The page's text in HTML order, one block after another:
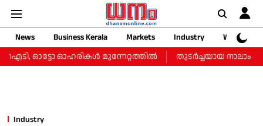
News Business Kerala Markets Industry
Web
ഓട്ടോ ഓഹരികള്‍ മുന്നേറ്റത്തില്‍
തുടർച്ചയായ നാലാം
Industry